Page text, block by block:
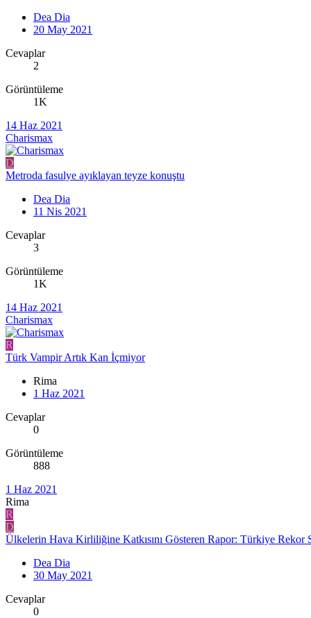
Dea Dia
20 May 2021
Cevaplar
2
Görüntüleme
1K
14 Haz 2021
Charismax
D
Metroda fasulye ayıklayan teyze konuştu
Dea Dia
11 Nis 2021
Cevaplar
3
Görüntüleme
1K
14 Haz 2021
Charismax
R
Türk Vampir Artık Kan İçmiyor
Rima
1 Haz 2021
Cevaplar
0
Görüntüleme
888
1 Haz 2021
Rima
R
D
Ülkelerin Hava Kirliliğine Katkısını Gösteren Rapor: Türkiye Rekor
Dea Dia
30 May 2021
Cevaplar
0